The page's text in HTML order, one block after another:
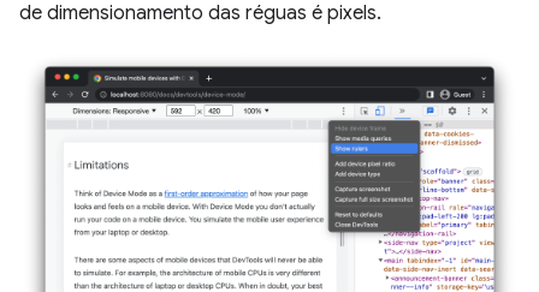
de dimensionamento das réguas é pixels.